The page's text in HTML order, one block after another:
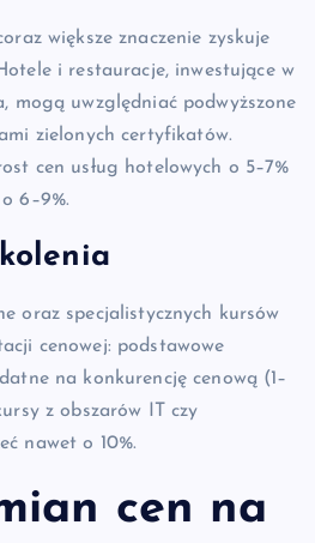
większe znaczenie zyskuje
i restauracje, inwestujące w
mogą uwzględniać podwyższone
zielonych certyfikatów.
cen usług hotelowych o 5–7%
6–9%.
oraz specjalistycznych kursów
cenowej: podstawowe
na konkurencję cenową (1–
z obszarów IT czy
nawet o 10%.
cen na